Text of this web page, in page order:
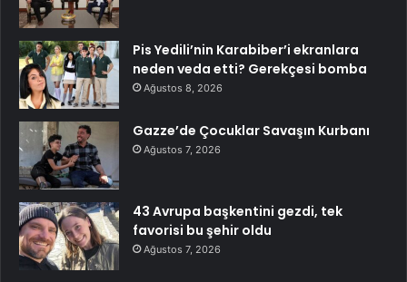
Pis Yedili’nin Karabiber’i ekranlara
neden veda etti? Gerekçesi bomba
Ağustos 8, 2026
Gazze’de Çocuklar Savaşın Kurbanı
Ağustos 7, 2026
43 Avrupa başkentini gezdi, tek
favorisi bu şehir oldu
Ağustos 7, 2026